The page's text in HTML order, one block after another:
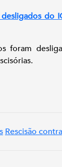
do
foram
Rescisão